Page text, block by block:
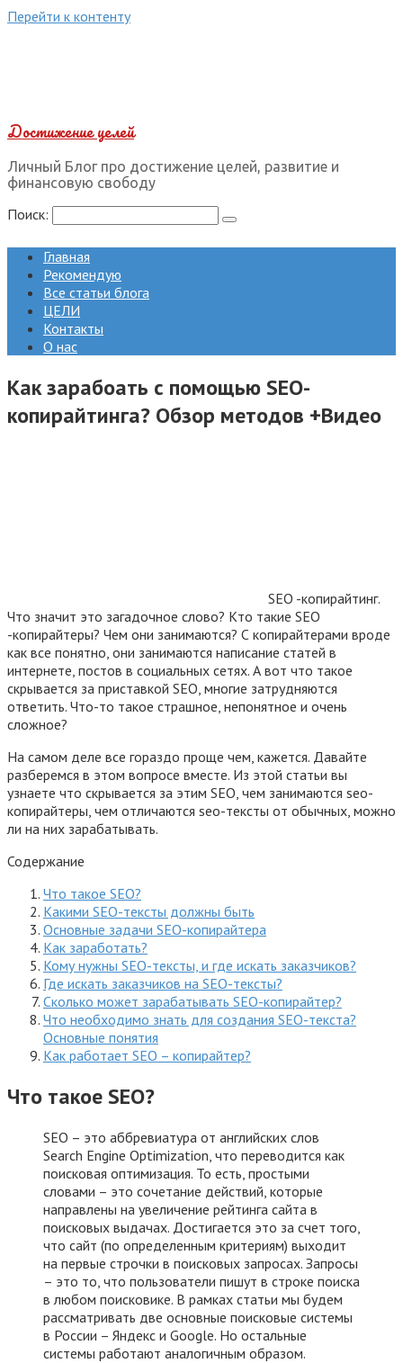
Перейти к контенту
Достижение целей
Личный Блог про достижение целей, развитие и
финансовую свободу
Поиск:
Главная
Рекомендую
Все статьи блога
ЦЕЛИ
Контакты
О нас
Как зарабоать с помощью SEO-
копирайтинга? Обзор методов +Видео
SEO -копирайтинг.
Что значит это загадочное слово? Кто такие SEO
-копирайтеры? Чем они занимаются? С копирайтерами вроде
как все понятно, они занимаются написание статей в
интернете, постов в социальных сетях. А вот что такое
скрывается за приставкой SEO, многие затрудняются
ответить. Что-то такое страшное, непонятное и очень
сложное?
На самом деле все гораздо проще чем, кажется. Давайте
разберемся в этом вопросе вместе. Из этой статьи вы
узнаете что скрывается за этим SEO, чем занимаются seo-
копирайтеры, чем отличаются seo-тексты от обычных, можно
ли на них зарабатывать.
Содержание
Что такое SEO?
Какими SEO-тексты должны быть
Основные задачи SEO-копирайтера
Как заработать?
Кому нужны SEO-тексты, и где искать заказчиков?
Где искать заказчиков на SEO-тексты?
Сколько может зарабатывать SEO-копирайтер?
Что необходимо знать для создания SEO-текста?
Основные понятия
Как работает SEO – копирайтер?
Что такое SEO?
SEO – это аббревиатура от английских слов
Search Engine Optimization, что переводится как
поисковая оптимизация. То есть, простыми
словами – это сочетание действий, которые
направлены на увеличение рейтинга сайта в
поисковых выдачах. Достигается это за счет того,
что сайт (по определенным критериям) выходит
на первые строчки в поисковых запросах. Запросы
– это то, что пользователи пишут в строке поиска
в любом поисковике. В рамках статьи мы будем
рассматривать две основные поисковые системы
в России – Яндекс и Google. Но остальные
системы работают аналогичным образом.